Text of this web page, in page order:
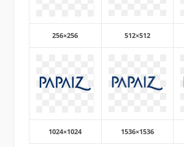
256×256 512×512
1024×1024 1536×1536